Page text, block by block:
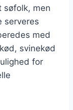
søfolk, men
serveres
med
svinekød
for